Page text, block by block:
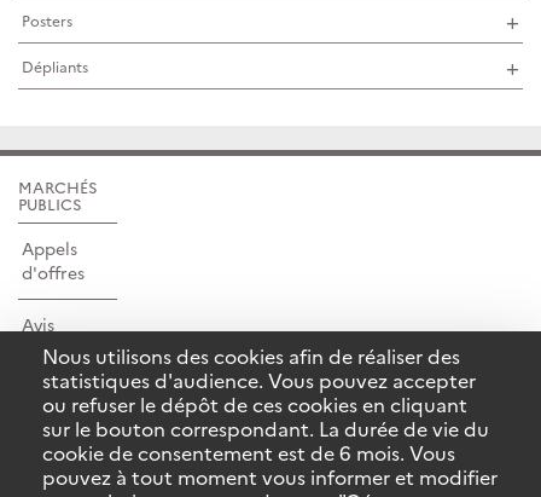
Posters
Dépliants
MARCHÉS
PUBLICS
Appels
d'offres
Avis
d'attributions
NOS LETTRES
D'INFORMATION
Inscription
Nous utilisons des cookies afin de réaliser des
statistiques d'audience. Vous pouvez accepter
ou refuser le dépôt de ces cookies en cliquant
sur le bouton correspondant. La durée de vie du
cookie de consentement est de 6 mois. Vous
pouvez à tout moment vous informer et modifier